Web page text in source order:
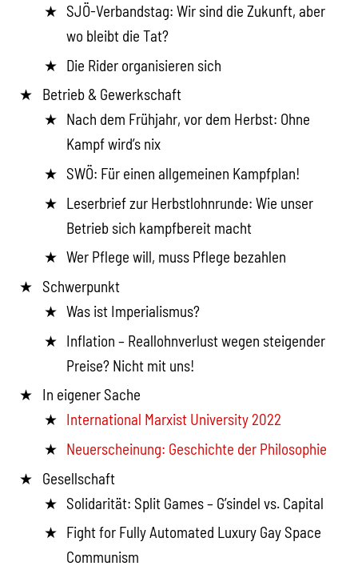
SJÖ-Verbandstag: Wir sind die Zukunft, aber
wo bleibt die Tat?
Die Rider organisieren sich
Betrieb & Gewerkschaft
Nach dem Frühjahr, vor dem Herbst: Ohne
Kampf wird’s nix
SWÖ: Für einen allgemeinen Kampfplan!
Leserbrief zur Herbstlohnrunde: Wie unser
Betrieb sich kampfbereit macht
Wer Pflege will, muss Pflege bezahlen
Schwerpunkt
Was ist Imperialismus?
Inflation – Reallohnverlust wegen steigender
Preise? Nicht mit uns!
In eigener Sache
International Marxist University 2022
Neuerscheinung: Geschichte der Philosophie
Gesellschaft
Solidarität: Split Games – G’sindel vs. Capital
Fight for Fully Automated Luxury Gay Space
Communism